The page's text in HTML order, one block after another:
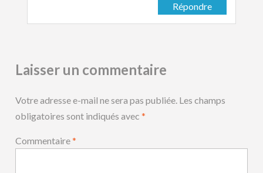
Répondre
Laisser un commentaire
Votre adresse e-mail ne sera pas publiée. Les champs
obligatoires sont indiqués avec*
Commentaire*